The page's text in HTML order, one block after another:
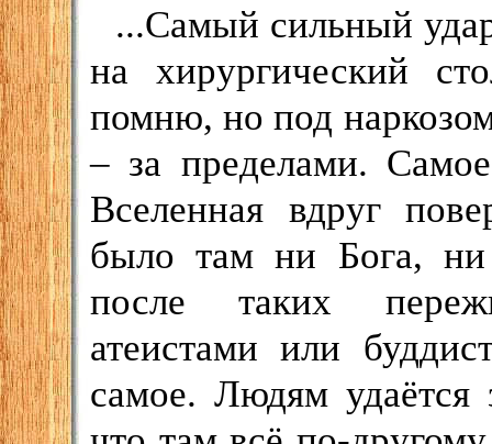
...Самый сильный
на хирургический
помню, но под
– за пределами.
Вселенная вдруг
было там ни Бога,
после таких
атеистами или
самое. Людям удаётся